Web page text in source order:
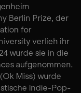
Berlin Prize, der
for
verlieh ihr
wurde sie in die
aufgenommen.
Miss) wurde
Indie-Pop-